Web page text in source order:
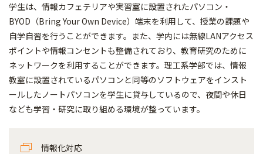
学生は、情報カフェテリアや実習室に設置されたパソコン・
BYOD（Bring Your Own Device）端末を利用して、授業の課題や
自学自習を行うことができます。また、学内には無線LANアクセス
ポイントや情報コンセントも整備されており、教育研究のために
ネットワークを利用することができます。理工系学部では、情報
教室に設置されているパソコンと同等のソフトウェアをインスト
ールしたノートパソコンを学生に貸与しているので、夜間や休日
なども学習・研究に取り組める環境が整っています。
情報化対応